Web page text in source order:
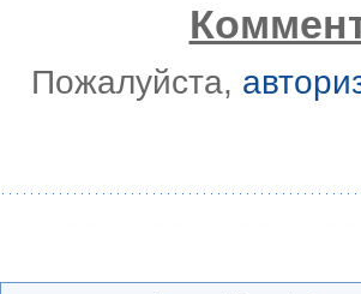
Пожалуйста,